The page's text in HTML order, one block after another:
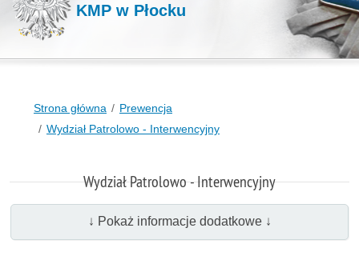
KMP w Płocku
Strona główna
Prewencja
Wydział Patrolowo - Interwencyjny
Wydział Patrolowo - Interwencyjny
↓ Pokaż informacje dodatkowe ↓